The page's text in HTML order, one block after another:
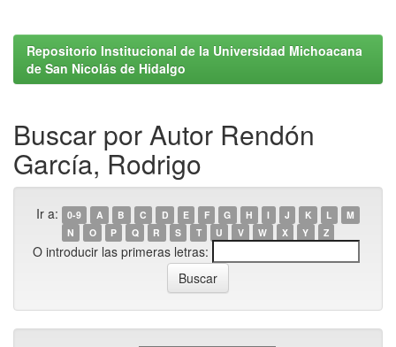
Repositorio Institucional de la Universidad Michoacana
de San Nicolás de Hidalgo
Buscar por Autor Rendón
García, Rodrigo
Ir a: 0-9 A B C D E F G H I J K L
M
N
O P Q R S T U V W X Y Z
O introducir las primeras letras: